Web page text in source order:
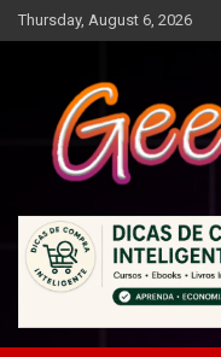
Skip
to
Thursday, August 6, 2026
Geek Chic